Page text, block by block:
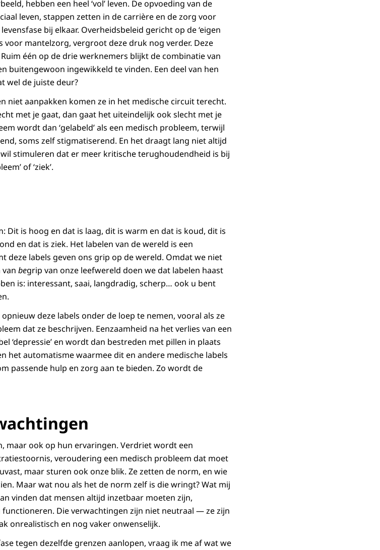
hebben een heel ‘vol’ leven. De opvoeding van de
leven, stappen zetten in de carrière en de zorg voor
bij elkaar. Overheidsbeleid gericht op de ‘eigen
voor mantelzorg, vergroot deze druk nog verder. Deze
één op de drie werknemers blijkt de combinatie van
buitengewoon ingewikkeld te vinden. Een deel van hen
wel de juiste deur?
niet aanpakken komen ze in het medische circuit terecht.
met je gaat, dan gaat het uiteindelijk ook slecht met je
wordt dan ‘gelabeld’ als een medisch probleem, terwijl
soms zelf stigmatiserend. En het draagt lang niet altijd
wil stimuleren dat er meer kritische terughoudendheid is bij
of ‘ziek’.
Dit is hoog en dat is laag, dit is warm en dat is koud, dit is
en dat is ziek. Het labelen van de wereld is een
deze labels geven ons grip op de wereld. Omdat we niet
begrip van onze leefwereld doen we dat labelen haast
is: interessant, saai, langdradig, scherp… ook u bent
deze labels onder de loep te nemen, vooral als ze
dat ze beschrijven. Eenzaamheid na het verlies van een
‘depressie’ en wordt dan bestreden met pillen in plaats
het automatisme waarmee dit en andere medische labels
passende hulp en zorg aan te bieden. Zo wordt de
maar ook op hun ervaringen. Verdriet wordt een
veroudering een medisch probleem dat moet
maar sturen ook onze blik. Ze zetten de norm, en wie
Maar wat nou als het de norm zelf is die wringt? Wat mij
vinden dat mensen altijd inzetbaar moeten zijn,
Die verwachtingen zijn niet neutraal — ze zijn
onrealistisch en nog vaker onwenselijk.
tegen dezelfde grenzen aanlopen, vraag ik me af wat we